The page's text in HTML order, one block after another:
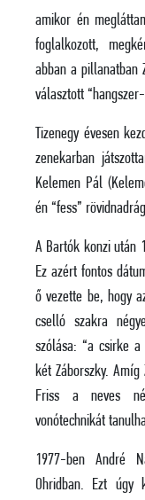
amikor én
foglalkozott,
abban a pillanatban
választott
Tizenegy évesen
zenekarban
Kelemen Pál
én “fess”
A Bartók konzi után
Ez azért fontos
ő vezette be, hogy
cselló szakra
szólása: “a csirke
két Záborszky.
Friss a neves
vonótechnikát
1977-ben André
Ohridban. Ezt úgy